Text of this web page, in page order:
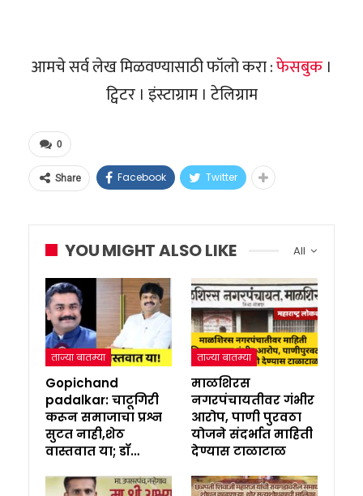
आमचे सर्व लेख मिळवण्यासाठी फॉलो करा :फेसबुक ।
ट्विटर । इंस्टाग्राम । टेलिग्राम
0
Share Facebook Twitter
All
YOU MIGHT ALSO LIKE
ताज्या बातम्या
Gopichand
padalkar: चाटूगिरी
करून समाजाचा प्रश्न
सुटत नाही,शेठ
वास्तवात या; डॉ…
ताज्या बातम्या
माळशिरस
नगरपंचायतीवर गंभीर
आरोप, पाणी पुरवठा
योजने संदर्भात माहिती
देण्यास टाळाटाळ